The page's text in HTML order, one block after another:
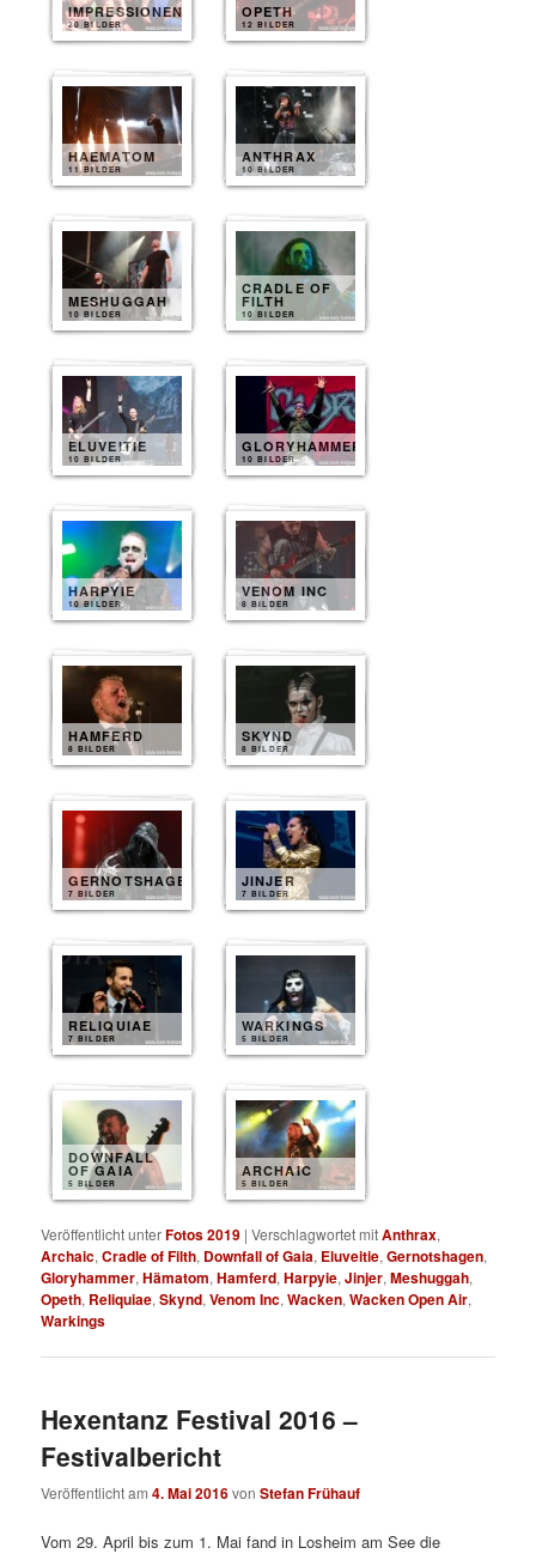
IMPRESSIONEN
20 BILDER
OPETH
12 BILDER
HAEMATOM
11 BILDER
ANTHRAX
10 BILDER
MESHUGGAH
10 BILDER
CRADLE OF
FILTH
10 BILDER
ELUVEITIE
10 BILDER
GLORYHAMMER
10 BILDER
HARPYIE
10 BILDER
VENOM INC
8 BILDER
HAMFERD
8 BILDER
SKYND
8 BILDER
GERNOTSHAGEN
7 BILDER
JINJER
7 BILDER
RELIQUIAE
7 BILDER
WARKINGS
5 BILDER
DOWNFALL
OF GAIA
5 BILDER
ARCHAIC
5 BILDER
Veröffentlicht unterFotos 2019 |Verschlagwortet mitAnthrax,
Archaic,Cradle of Filth, Downfall of Gaia, Eluveitie,Gernotshagen,
Gloryhammer,Hämatom,Hamferd,Harpyie,Jinjer,Meshuggah,
Opeth, Reliquiae,Skynd,Venom Inc,Wacken,Wacken Open Air,
Warkings
Hexentanz Festival 2016 –
Festivalbericht
Veröffentlicht am4. Mai 2016vonStefan Frühauf
Vom 29. April bis zum 1. Mai fand in Losheim am See die